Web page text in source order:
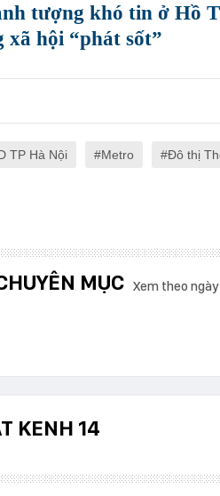
tượng khó tin ở Hồ
xã hội “phát sốt”
TP Hà Nội Metro Đô thị
MỤC Xem theo ngày
KENH 14